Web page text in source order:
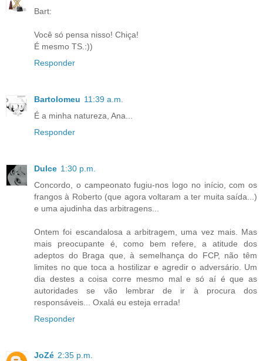
Bart:
Você só pensa nisso! Chiça!
É mesmo TS.:))
Responder
Bartolomeu 11:39 a.m.
É a minha natureza, Ana...
Responder
Dulce 1:30 p.m.
Concordo, o campeonato fugiu-nos logo no início, com os
frangos à Roberto (que agora voltaram a ter muita saída...)
e uma ajudinha das arbitragens...
Ontem foi escandalosa a arbitragem, uma vez mais. Mas
mais preocupante é, como bem refere, a atitude dos
adeptos do Braga que, à semelhança do FCP, não têm
limites no que toca a hostilizar e agredir o adversário. Um
dia destes a coisa corre mesmo mal e só aí é que as
autoridades se vão lembrar de ir à procura dos
responsáveis... Oxalá eu esteja errada!
Responder
JoZé 2:35 p.m.